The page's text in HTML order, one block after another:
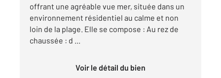
offrant une agréable vue mer, située dans un
environnement résidentiel au calme et non
loin de la plage. Elle se compose : Au rez de
chaussée : d ...
Voir le détail du bien